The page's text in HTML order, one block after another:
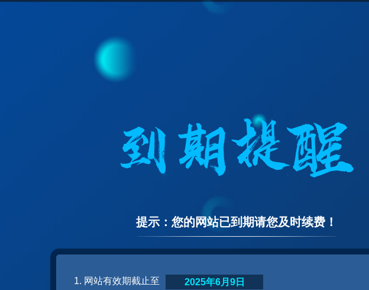
提示：您的网站已到期请您及时续费！
1. 网站有效期截止至
2025年6月9日